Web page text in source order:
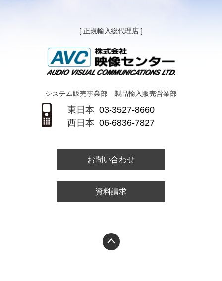
[ 正規輸入総代理店 ]
システム販売事業部 製品輸入販売営業部
東日本 03-3527-8660
西日本 06-6836-7827
お問い合わせ
資料請求